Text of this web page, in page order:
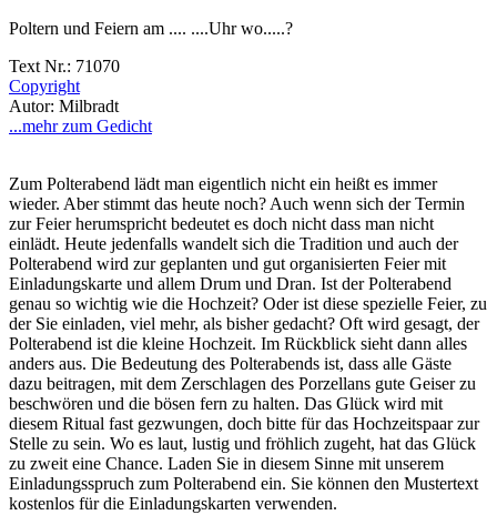
Poltern und Feiern am .... ....Uhr wo.....?
Text Nr.: 71070
Copyright
Autor: Milbradt
...mehr zum Gedicht
Zum Polterabend lädt man eigentlich nicht ein heißt es immer
wieder. Aber stimmt das heute noch? Auch wenn sich der Termin
zur Feier herumspricht bedeutet es doch nicht dass man nicht
einlädt. Heute jedenfalls wandelt sich die Tradition und auch der
Polterabend wird zur geplanten und gut organisierten Feier mit
Einladungskarte und allem Drum und Dran. Ist der Polterabend
genau so wichtig wie die Hochzeit? Oder ist diese spezielle Feier, zu
der Sie einladen, viel mehr, als bisher gedacht? Oft wird gesagt, der
Polterabend ist die kleine Hochzeit. Im Rückblick sieht dann alles
anders aus. Die Bedeutung des Polterabends ist, dass alle Gäste
dazu beitragen, mit dem Zerschlagen des Porzellans gute Geiser zu
beschwören und die bösen fern zu halten. Das Glück wird mit
diesem Ritual fast gezwungen, doch bitte für das Hochzeitspaar zur
Stelle zu sein. Wo es laut, lustig und fröhlich zugeht, hat das Glück
zu zweit eine Chance. Laden Sie in diesem Sinne mit unserem
Einladungsspruch zum Polterabend ein. Sie können den Mustertext
kostenlos für die Einladungskarten verwenden.